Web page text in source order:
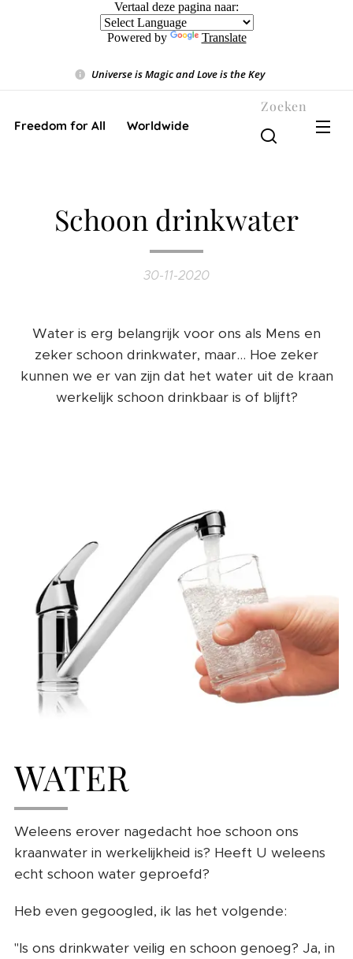
Vertaal deze pagina naar:
Powered by Translate
Universe is Magic and Love is the Key❤️
Freedom for All ❤️ Worldwide
Zoeken
Schoon drinkwater
30-11-2020
Water is erg belangrijk voor ons als Mens en
zeker schoon drinkwater, maar... Hoe zeker
kunnen we er van zijn dat het water uit de kraan
werkelijk schoon drinkbaar is of blijft?
WATER
Weleens erover nagedacht hoe schoon ons
kraanwater in werkelijkheid is? Heeft U weleens
echt schoon water geproefd?
Heb even gegoogled, ik las het volgende:
"Is ons drinkwater veilig en schoon genoeg? Ja, in